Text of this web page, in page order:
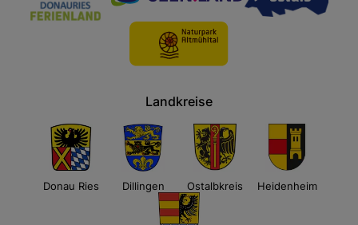
Landkreise
Donau Ries Dillingen Ostalbkreis Heidenheim